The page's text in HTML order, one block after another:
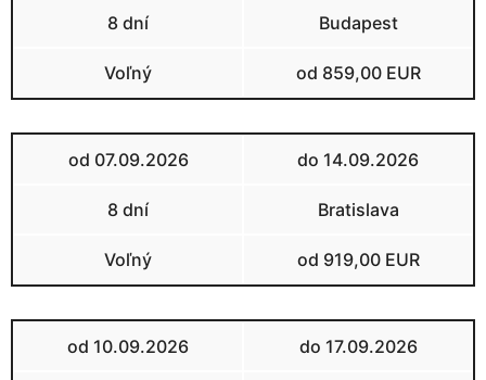
8 dní Budapest
Voľný od 859,00 EUR
od 07.09.2026 do 14.09.2026
8 dní Bratislava
Voľný od 919,00 EUR
od 10.09.2026 do 17.09.2026